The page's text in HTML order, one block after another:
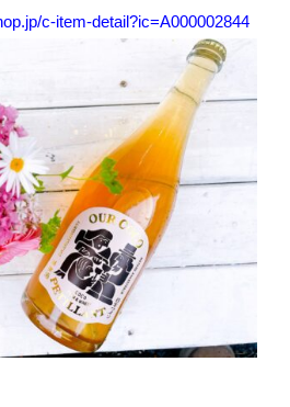
c-item-detail?ic=A000002844